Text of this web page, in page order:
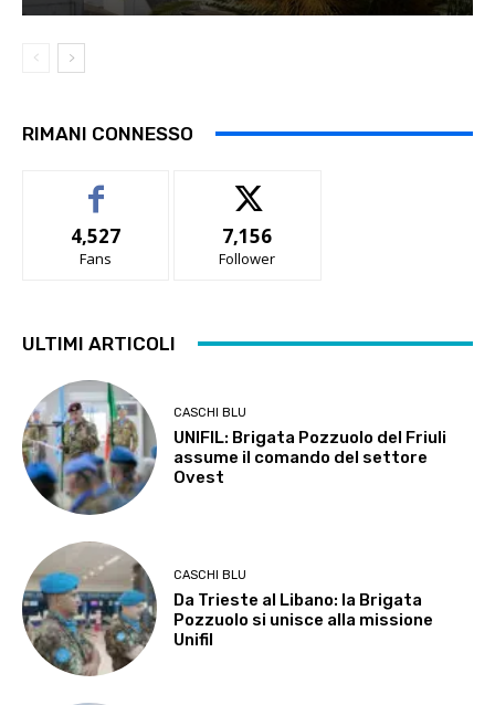
RIMANI CONNESSO
4,527
Fans
7,156
Follower
ULTIMI ARTICOLI
CASCHI BLU
UNIFIL: Brigata Pozzuolo del Friuli
assume il comando del settore
Ovest
CASCHI BLU
Da Trieste al Libano: la Brigata
Pozzuolo si unisce alla missione
Unifil